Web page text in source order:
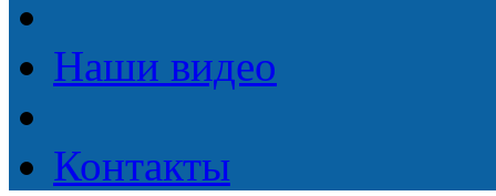
Наши видео
Контакты